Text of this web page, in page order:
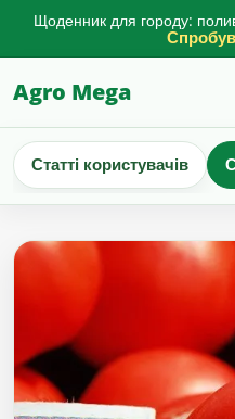
Щоденник для городу:
Agro Mega
Статті користувачів